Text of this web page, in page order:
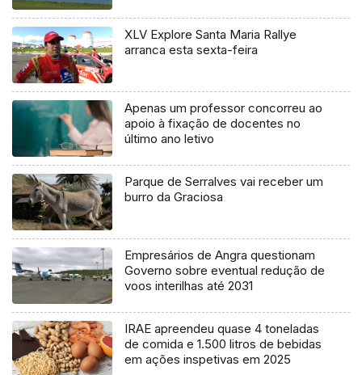
XLV Explore Santa Maria Rallye
arranca esta sexta-feira
Apenas um professor concorreu ao
apoio à fixação de docentes no
último ano letivo
Parque de Serralves vai receber um
burro da Graciosa
Empresários de Angra questionam
Governo sobre eventual redução de
voos interilhas até 2031
IRAE apreendeu quase 4 toneladas
de comida e 1.500 litros de bebidas
em ações inspetivas em 2025